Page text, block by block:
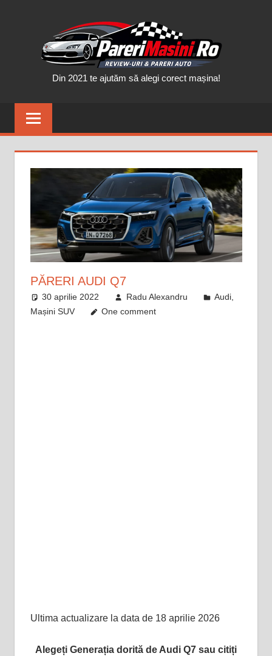
Din 2021 te ajutăm să alegi corect mașina!
PĂRERI AUDI Q7
30 aprilie 2022 Radu Alexandru Audi,
Mașini SUV
One comment
Ultima actualizare la data de 18 aprilie 2026
Alegeți Generația dorită de Audi Q7 sau citiți